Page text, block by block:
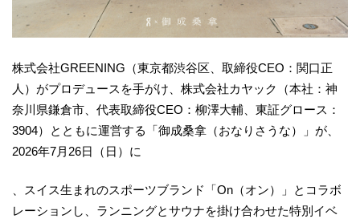
株式会社GREENING（東京都渋谷区、取締役CEO：関口正
人）がプロデュースを手がけ、株式会社カヤック（本社：神
奈川県鎌倉市、代表取締役CEO：柳澤大輔、東証グロース：
3904）とともに運営する「御成桑拿（おなりさうな）」が、
2026年7月26日（日）に
、スイス生まれのスポーツブランド「On（オン）」とコラボ
レーションし、ランニングとサウナを掛け合わせた特別イベ